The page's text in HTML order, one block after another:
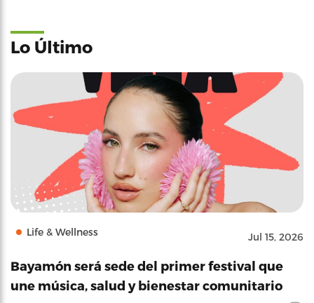
Lo Último
Life & Wellness Jul 15, 2026
Bayamón será sede del primer festival que
une música, salud y bienestar comunitario